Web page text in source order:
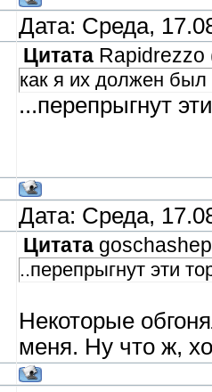
Дата: Среда,
Цитата Rapidrezzo
как я их должен был
...перепрыгнут
Дата: Среда,
Цитата
..перепрыгнут эти
Некоторые
меня. Ну что ж,